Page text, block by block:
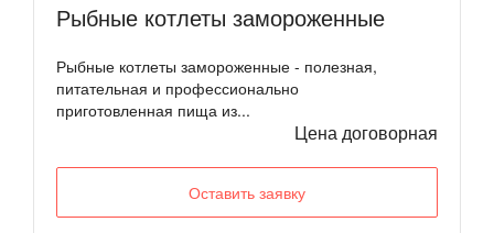
Рыбные котлеты замороженные
Рыбные котлеты замороженные - полезная,
питательная и профессионально
приготовленная пища из...
Цена договорная
Оставить заявку